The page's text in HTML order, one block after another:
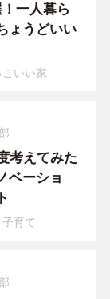
一人暮ら
ょうどいい
こいい家
考えてみた
ベーショ
育て